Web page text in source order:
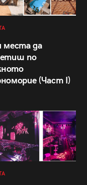
места да
по
(Част I)